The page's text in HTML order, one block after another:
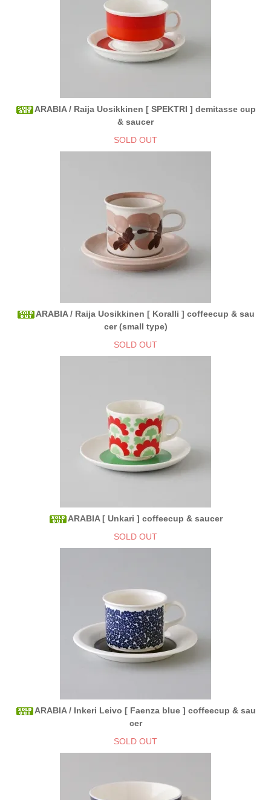
ARABIA / Raija Uosikkinen [ SPEKTRI ] demitasse cup
& saucer
SOLD OUT
ARABIA / Raija Uosikkinen [ Koralli ] coffeecup & sau
cer (small type)
SOLD OUT
ARABIA [ Unkari ] coffeecup & saucer
SOLD OUT
ARABIA / Inkeri Leivo [ Faenza blue ] coffeecup & sau
cer
SOLD OUT